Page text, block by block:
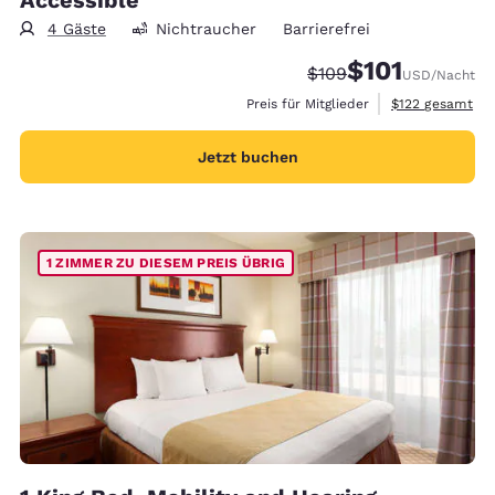
4 Gäste Nichtraucher Barrierefrei
Durchgestrichener
$109Vergünstigter
$101USD/Nacht
Preis für Mitglieder
Geschätzte
$122 gesamt
Jetzt buchen
1 ZIMMER ZU DIESEM PREIS ÜBRIG